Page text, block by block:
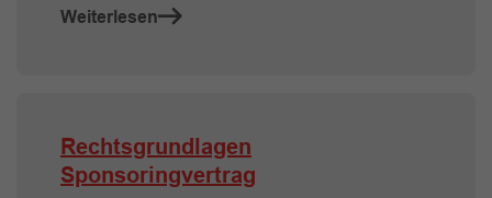
Weiterlesen
Rechtsgrundlagen
Sponsoringvertrag